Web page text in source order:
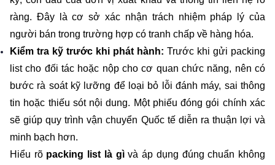
ràng. Đây là cơ sở xác nhận trách nhiệm pháp lý của
người bán trong trường hợp có tranh chấp về hàng hóa.
Kiểm tra kỹ trước khi phát hành: Trước khi gửi packing
list cho đối tác hoặc nộp cho cơ quan chức năng, nên có
bước rà soát kỹ lưỡng để loại bỏ lỗi đánh máy, sai thông
tin hoặc thiếu sót nội dung. Một phiếu đóng gói chính xác
sẽ giúp quy trình vận chuyển Quốc tế diễn ra thuận lợi và
minh bạch hơn.
Hiểu rõ packing list là gì và áp dụng đúng chuẩn không